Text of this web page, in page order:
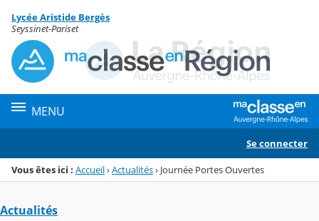
Menu de la rubrique
Contenu
Lycée Aristide Bergès
Seyssinet-Pariset
MENU
Se connecter
Vous êtes ici : Accueil›Actualités› Journée Portes Ouvertes
Actualités